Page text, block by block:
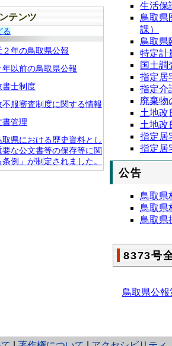
テンツ
る
２年の鳥取県公報
年以前の鳥取県公報
書士制度
不服審査制度に関する情報
書管理
取県における歴史資料とし
要な公文書等の保存等に関
例」が制定されました。
生活保
鳥取県
課）
鳥取県
特定計
国土調
指定居
指定介
廃棄物
土地改
土地改
指定居
指定居
公告
鳥取県
鳥取県
鳥取県
8373号
鳥取県公